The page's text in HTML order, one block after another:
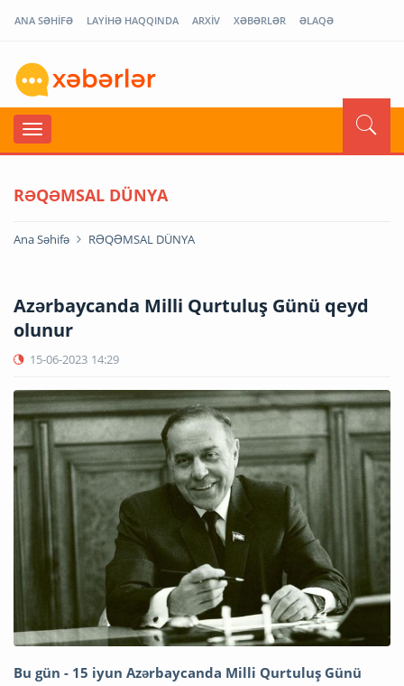
ANA SƏHİFƏ LAYİHƏ HAQQINDA ARXİV XƏBƏRLƏR ƏLAQƏ
RƏQƏMSAL DÜNYA
Ana Səhifə RƏQƏMSAL DÜNYA
Azərbaycanda Milli Qurtuluş Günü qeyd
olunur
15-06-2023 14:29
Bu gün - 15 iyun Azərbaycanda Milli Qurtuluş Günü